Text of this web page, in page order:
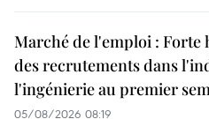
Marché de l'emploi : Forte
des recrutements dans
l'ingénierie au premier
05/08/2026 08:19